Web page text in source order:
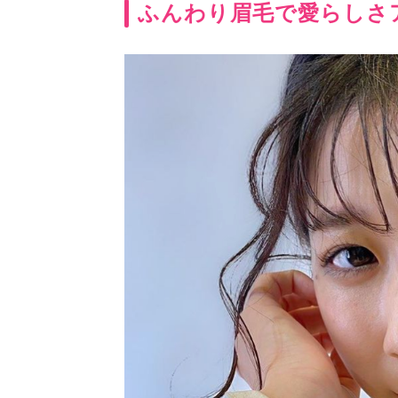
ふんわり眉毛で愛らしさ